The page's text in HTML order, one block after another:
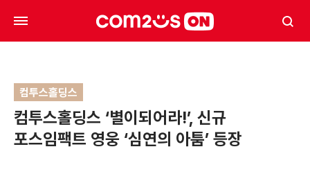
컴투스홀딩스
컴투스홀딩스 ‘별이되어라!’, 신규
포스임팩트 영웅 ‘심연의 아툼’ 등장